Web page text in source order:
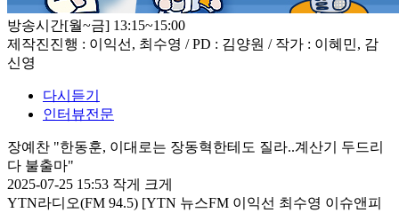
방송시간[월~금] 13:15~15:00
제작진진행 : 이익선, 최수영 / PD : 김양원 / 작가 : 이혜민, 감
신영
다시듣기
인터뷰전문
장예찬 "한동훈, 이대로는 장동혁한테도 질라..계산기 두드리
다 불출마"
2025-07-25 15:53 작게
크게
YTN라디오(FM 94.5) [YTN 뉴스FM 이익선 최수영 이슈앤피